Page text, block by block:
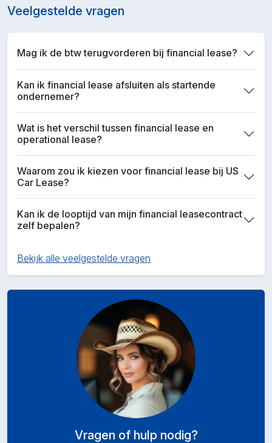
Veelgestelde vragen
Mag ik de btw terugvorderen bij financial lease?
Kan ik financial lease afsluiten als startende
ondernemer?
Wat is het verschil tussen financial lease en
operational lease?
Waarom zou ik kiezen voor financial lease bij US
Car Lease?
Kan ik de looptijd van mijn financial leasecontract
zelf bepalen?
Bekijk alle veelgestelde vragen
Vragen of hulp nodig?